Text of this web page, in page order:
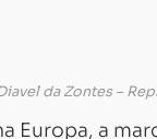
da Zontes –
Europa, a